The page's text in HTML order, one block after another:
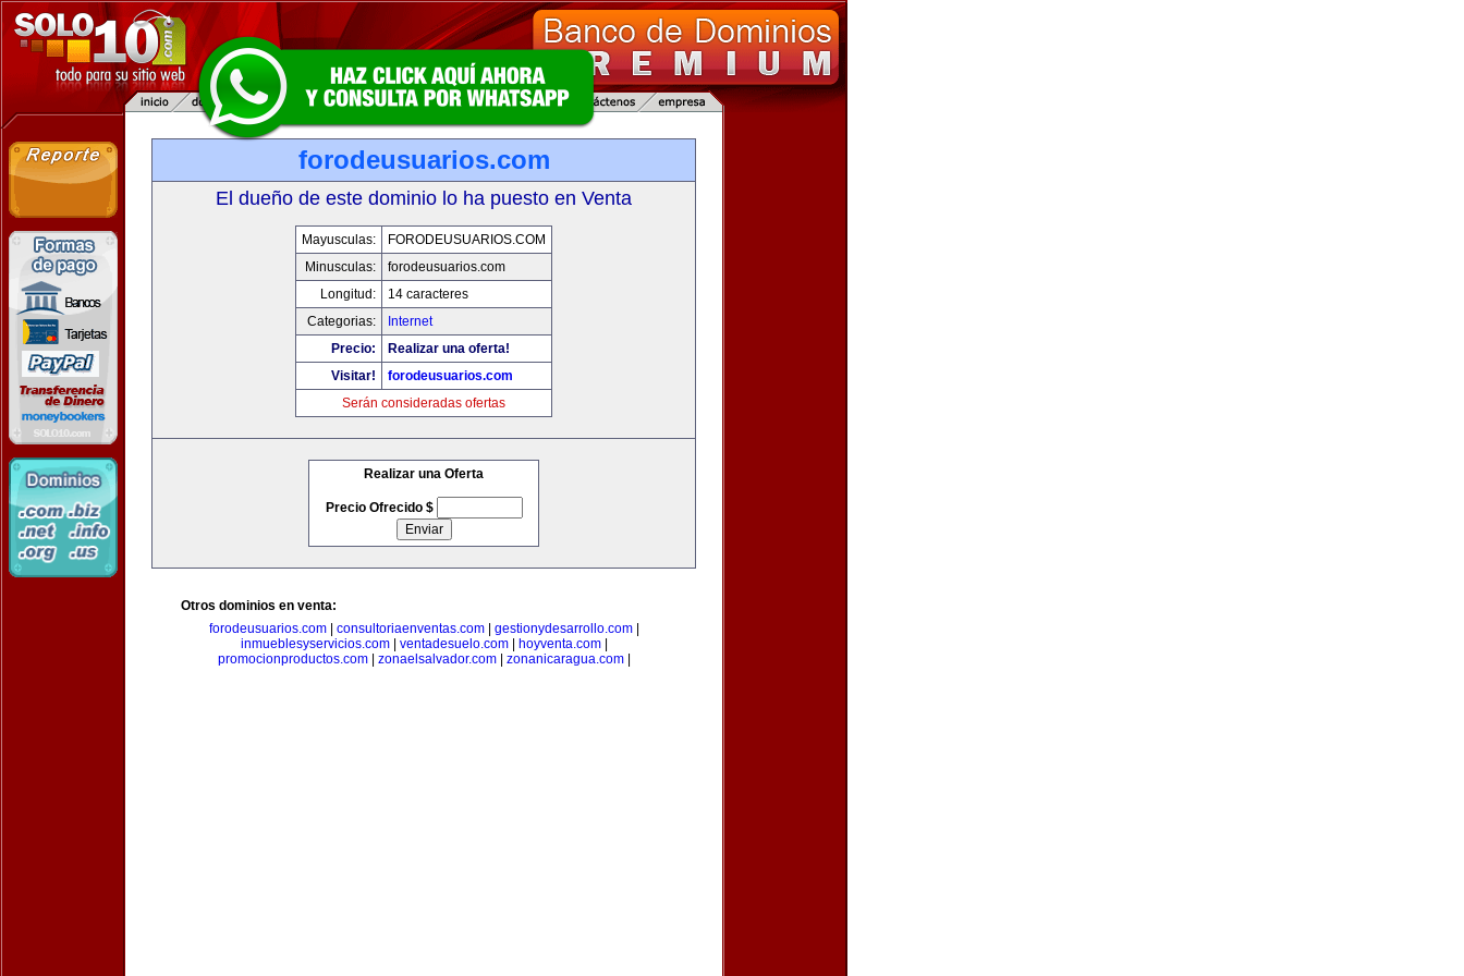
forodeusuarios.com
El dueño de este dominio lo ha puesto en Venta
Mayusculas:
FORODEUSUARIOS.COM
Minusculas:
forodeusuarios.com
Longitud:
14 caracteres
Categorias:
Internet
Precio:
Realizar una oferta!
Visitar!
forodeusuarios.com
Serán consideradas ofertas
Realizar una Oferta
Precio Ofrecido $
Otros dominios en venta:
forodeusuarios.com| consultoriaenventas.com| gestionydesarrollo.com|
inmueblesyservicios.com| ventadesuelo.com| hoyventa.com|
promocionproductos.com| zonaelsalvador.com| zonanicaragua.com|